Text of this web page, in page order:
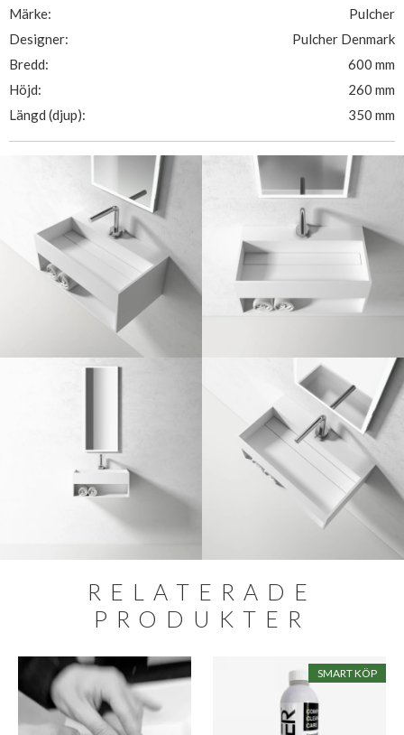
Märke:
Pulcher
Designer:
Pulcher Denmark
Bredd:
600 mm
Höjd:
260 mm
Längd (djup):
350 mm
RELATERADE
PRODUKTER
SMART KÖP